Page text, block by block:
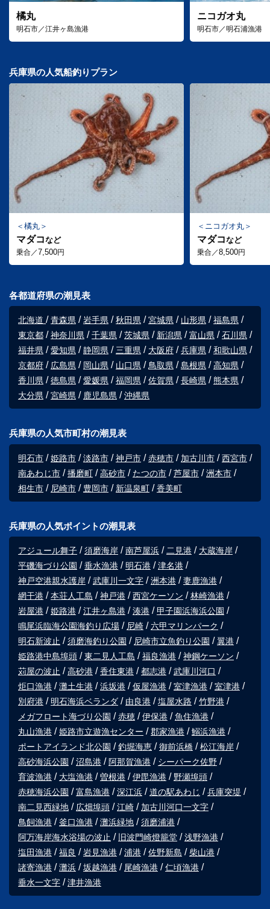
橘丸
明石市／江井ヶ島漁港
ニコガオ丸
明石市／明石浦漁港
兵庫県の人気船釣りプラン
橘丸
マダコなど
乗合／7,500円
ニコガオ丸
マダコなど
乗合／8,500円
各都道府県の潮見表
北海道 青森県 岩手県 秋田県 宮城県 山形県
福島県
東京都
神奈川県 千葉県 茨城県 新潟県 富山県
石川県
福井県
愛知県 静岡県 三重県 大阪府 兵庫県
和歌山県
京都府
広島県 岡山県 山口県 鳥取県 島根県
高知県
香川県
徳島県 愛媛県 福岡県 佐賀県 長崎県
熊本県
大分県
宮崎県 鹿児島県 沖縄県
兵庫県の人気市町村の潮見表
明石市 姫路市 淡路市 神戸市 赤穂市 加古川市
西宮市
南あわじ市
播磨町 高砂市 たつの市 芦屋市
洲本市
相生市
尼崎市 豊岡市 新温泉町 香美町
兵庫県の人気ポイントの潮見表
アジュール舞子 須磨海岸 南芦屋浜 二見港
大蔵海岸
平磯海づり公園
垂水漁港 明石港
津名港
神戸空港親水護岸
武庫川一文字 洲本港
妻鹿漁港
網干港
本荘人工島 神戸港 西宮ケーソン
林崎漁港
岩屋港
姫路港 江井ヶ島港 湊港
甲子園浜海浜公園
鳴尾浜臨海公園海釣り広場
尼崎
六甲マリンパーク
明石新波止
須磨海釣り公園 尼崎市立魚釣り公園
翼港
姫路港中島埠頭
東二見人工島 福良漁港
神鋼ケーソン
苅屋の波止
高砂港 香住東港 都志港
武庫川河口
炬口漁港
灘土生港 浜坂港 仮屋漁港 室津漁港
室津港
別府港
明石海浜ベランダ 由良港 塩屋水路
竹野港
メガフロート海づり公園
赤穂 伊保港
魚住漁港
丸山漁港
姫路市立遊漁センター 郡家漁港
鰯浜漁港
ポートアイランド北公園
釣堀海恵 御前浜橋
松江海岸
高砂海浜公園
沼島港 阿那賀漁港
シーパーク佐野
育波漁港
大塩漁港 曽根港 伊毘漁港
野瀬埠頭
赤穂海浜公園
富島漁港 深江浜 道の駅あわじ
兵庫突堤
南二見西緑地
広畑埠頭 江崎
加古川河口一文字
鳥飼漁港
釜口漁港 灘浜緑地
須磨浦港
阿万海岸海水浴場の波止
旧波門崎燈籠堂
浅野漁港
塩田漁港
福良 岩見漁港 浦港 佐野新島
柴山港
諸寄漁港
灘浜 坂越漁港 尾崎漁港
仁頃漁港
垂水一文字
津井漁港